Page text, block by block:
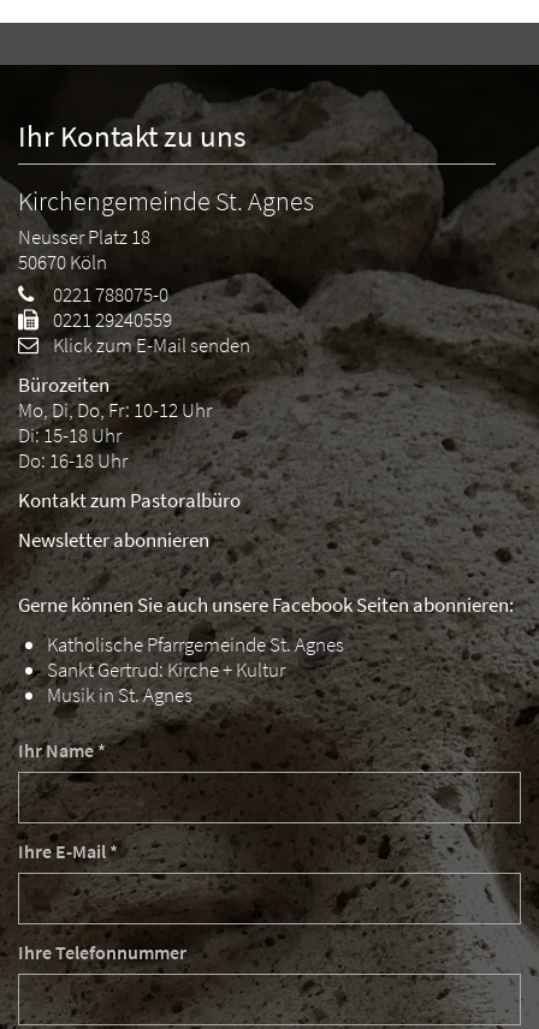
Ihr Name *
Ihre E-Mail *
Ihre Telefonnummer
Ihr Kontakt zu uns
Kirchengemeinde St. Agnes
Neusser Platz 18
50670Köln
0221 788075-0
0221 29240559
Klick zum E-Mail senden
Bürozeiten
Mo, Di, Do, Fr: 10-12 Uhr
Di: 15-18 Uhr
Do: 16-18 Uhr
Kontakt zum Pastoralbüro
Newsletter abonnieren
Gerne können Sie auch unsere Facebook Seiten abonnieren:
Katholische Pfarrgemeinde St. Agnes
Sankt Gertrud: Kirche + Kultur
Musik in St. Agnes